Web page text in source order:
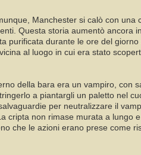
Manchester si calò con
Questa storia aumentò
purificata durante le ore del
al luogo in cui era stato
della bara era un vampiro, con
a piantargli un paletto nel
per neutralizzare il
cripta non rimase murata a lungo
che le azioni erano prese come